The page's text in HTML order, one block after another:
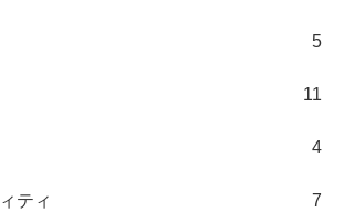
5
11
4
ティ 7